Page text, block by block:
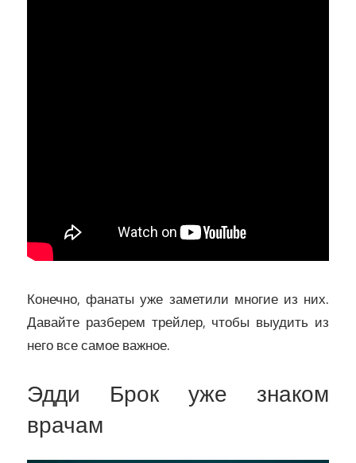
Конечно, фанаты уже заметили многие из них.
Давайте разберем трейлер, чтобы выудить из
него все самое важное.
Эдди Брок уже знаком
врачам